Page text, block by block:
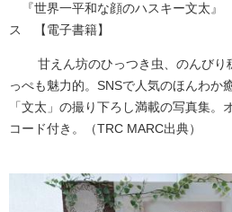
『世界一平和な顔のハスキー文太
ス 【電子書籍】
甘えん坊のひっつき虫、のんびり
っぺも魅力的。SNSで人気のほんわか
「文太」の撮り下ろし満載の写真集。
コード付き。​
（TRC MARC出典）​